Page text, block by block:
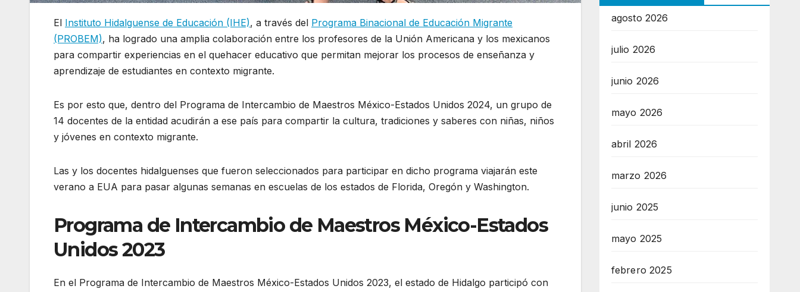
El Instituto Hidalguense de Educación (IHE), a través del Programa Binacional de Educación Migrante
(PROBEM), ha logrado una amplia colaboración entre los profesores de la Unión Americana y los mexicanos
para compartir experiencias en el quehacer educativo que permitan mejorar los procesos de enseñanza y
aprendizaje de estudiantes en contexto migrante.
Es por esto que, dentro del Programa de Intercambio de Maestros México-Estados Unidos 2024, un grupo de
14 docentes de la entidad acudirán a ese país para compartir la cultura, tradiciones y saberes con niñas, niños
y jóvenes en contexto migrante.
Las y los docentes hidalguenses que fueron seleccionados para participar en dicho programa viajarán este
verano a EUA para pasar algunas semanas en escuelas de los estados de Florida, Oregón y Washington.
Programa de Intercambio de Maestros México-Estados
Unidos 2023
En el Programa de Intercambio de Maestros México-Estados Unidos 2023, el estado de Hidalgo participó con
agosto 2026
julio 2026
junio 2026
mayo 2026
abril 2026
marzo 2026
junio 2025
mayo 2025
febrero 2025